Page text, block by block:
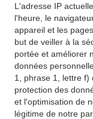
L'adresse IP
l'heure, le
appareil et les
but de veiller à la
portée et améliorer
données
1, phrase 1, lettre f)
protection des
et l'optimisation de
légitime de notre